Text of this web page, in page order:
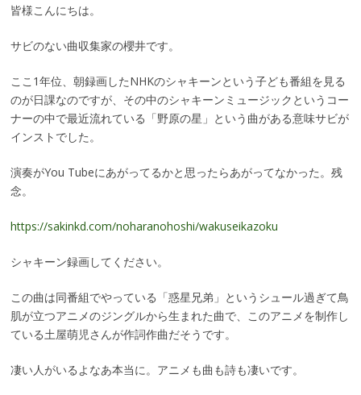
皆様こんにちは。
サビのない曲収集家の櫻井です。
ここ1年位、朝録画したNHKのシャキーンという子ども番組を見る
のが日課なのですが、その中のシャキーンミュージックというコー
ナーの中で最近流れている「野原の星」という曲がある意味サビが
インストでした。
演奏がYou Tubeにあがってるかと思ったらあがってなかった。残
念。
https://sakinkd.com/noharanohoshi/wakuseikazoku
シャキーン録画してください。
この曲は同番組でやっている「惑星兄弟」というシュール過ぎて鳥
肌が立つアニメのジングルから生まれた曲で、このアニメを制作し
ている土屋萌児さんが作詞作曲だそうです。
凄い人がいるよなあ本当に。アニメも曲も詩も凄いです。